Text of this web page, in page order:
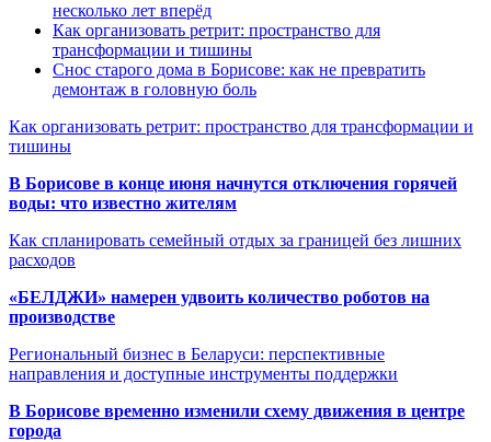
несколько лет вперёд
Как организовать ретрит: пространство для
трансформации и тишины
Снос старого дома в Борисове: как не превратить
демонтаж в головную боль
Как организовать ретрит: пространство для трансформации и
тишины
В Борисове в конце июня начнутся отключения горячей
воды: что известно жителям
Как спланировать семейный отдых за границей без лишних
расходов
«БЕЛДЖИ» намерен удвоить количество роботов на
производстве
Региональный бизнес в Беларуси: перспективные
направления и доступные инструменты поддержки
В Борисове временно изменили схему движения в центре
города